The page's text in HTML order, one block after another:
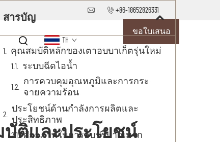
+86-18652826331
TH
ขอใบเสนอ
ติและประโยชน์
สารบัญ
คุณสมบัติหลักของเตาอบบาเก็ตรุ่นใหม่
ระบบฉีดไอน้ำ
การควบคุมอุณหภูมิและการกระ
จายความร้อน
ประโยชน์ด้านกำลังการผลิตและ
ประสิทธิภาพ
ศักยภาพในการอบปริมาณมาก